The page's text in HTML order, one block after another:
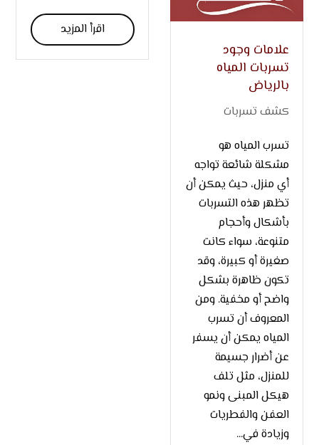
اقرأ المزيد
علامات وجود
تسربات المياه
بالرياض
كشف تسربات
تسرب المياه هو
مشكلة شائعة تواجه
أي منزل، حيث يمكن أن
تظهر هذه التسربات
بأشكال وأحجام
متنوعة، سواء كانت
صغيرة أو كبيرة، وقد
تكون ظاهرة بشكل
واضح أو مخفية. ومن
المعروف أن تسرب
المياه يمكن أن يسفر
عن أضرار جسيمة
للمنزل، مثل تلف
هيكل المبنى ونمو
العفن والفطريات
وزيادة في...